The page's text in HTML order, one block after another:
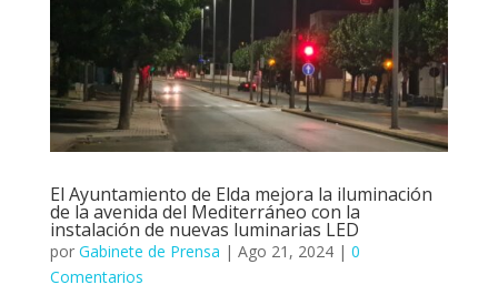
El Ayuntamiento de Elda mejora la iluminación
de la avenida del Mediterráneo con la
instalación de nuevas luminarias LED
por Gabinete de Prensa | Ago 21, 2024| 0
Comentarios